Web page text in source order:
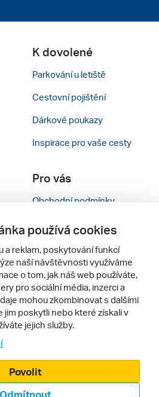
K dovolené
Parkování u letiště
Cestovní pojištění
Dárkové poukazy
Inspirace pro vaše cesty
Pro vás
Obchodní podmínky
Kontakty
Nastavení cookies
Mobilní verze webu
používá cookies
a reklam, poskytování funkcí
naší návštěvnosti využíváme
o tom, jak náš web používáte,
pro sociální média, inzerci a
mohou zkombinovat s dalšími
jim poskytli nebo které získali v
jejich služby.
Odmítnout
Povolit